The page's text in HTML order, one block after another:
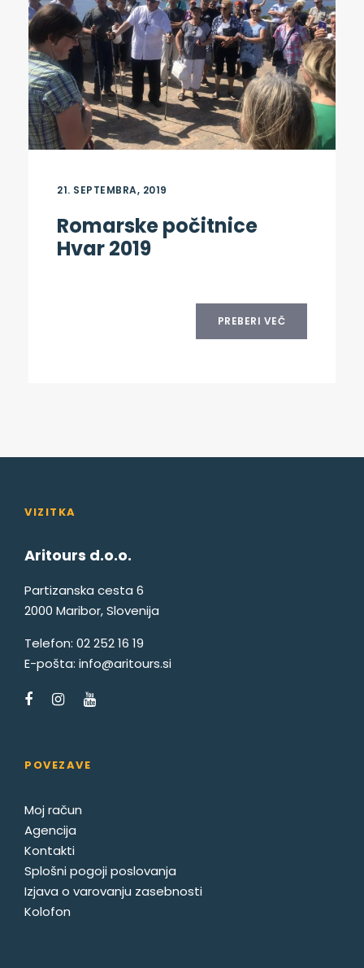
21. SEPTEMBRA, 2019
Romarske počitnice
Hvar 2019
PREBERI VEČ
VIZITKA
Aritours d.o.o.
Partizanska cesta 6
2000 Maribor, Slovenija
Telefon: 02 252 16 19
E-pošta: info@aritours.si
POVEZAVE
Moj račun
Agencija
Kontakti
Splošni pogoji poslovanja
Izjava o varovanju zasebnosti
Kolofon